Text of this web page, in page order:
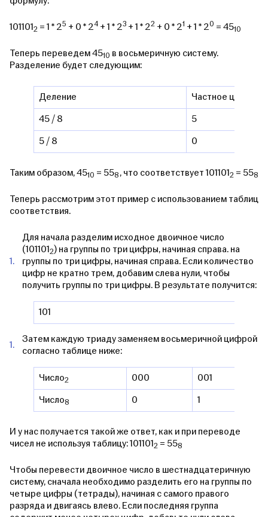
1011012 = 1 * 25 + 0 * 24 + 1 * 23 + 1 * 22 + 0 * 21 + 1 * 20 = 4510
Теперь переведем 4510 в восьмеричную систему.
Разделение будет следующим:
Деление
Частное целое
45 / 8
5
5 / 8
0
Таким образом, 4510 = 558 , что соответствует 1011012 = 558
Теперь рассмотрим этот пример с использованием таблиц
соответствия.
Для начала разделим исходное двоичное число
(1011012) на группы по три цифры, начиная справа. на
группы по три цифры, начиная справа. Если количество
цифр не кратно трем, добавим слева нули, чтобы
получить группы по три цифры. В результате получится:
101
Затем каждую триаду заменяем восьмеричной цифрой
согласно таблице ниже:
Число2 000 001
Число8 0 1
И у нас получается такой же ответ, как и при переводе
чисел не используя таблицу: 1011012 = 558
Чтобы перевести двоичное число в шестнадцатеричную
систему, сначала необходимо разделить его на группы по
четыре цифры (тетрады), начиная с самого правого
разряда и двигаясь влево. Если последняя группа